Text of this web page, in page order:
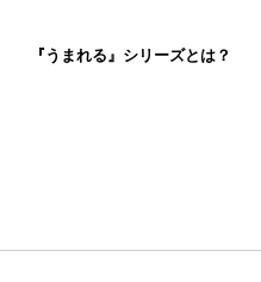
『うまれる』シリーズとは？